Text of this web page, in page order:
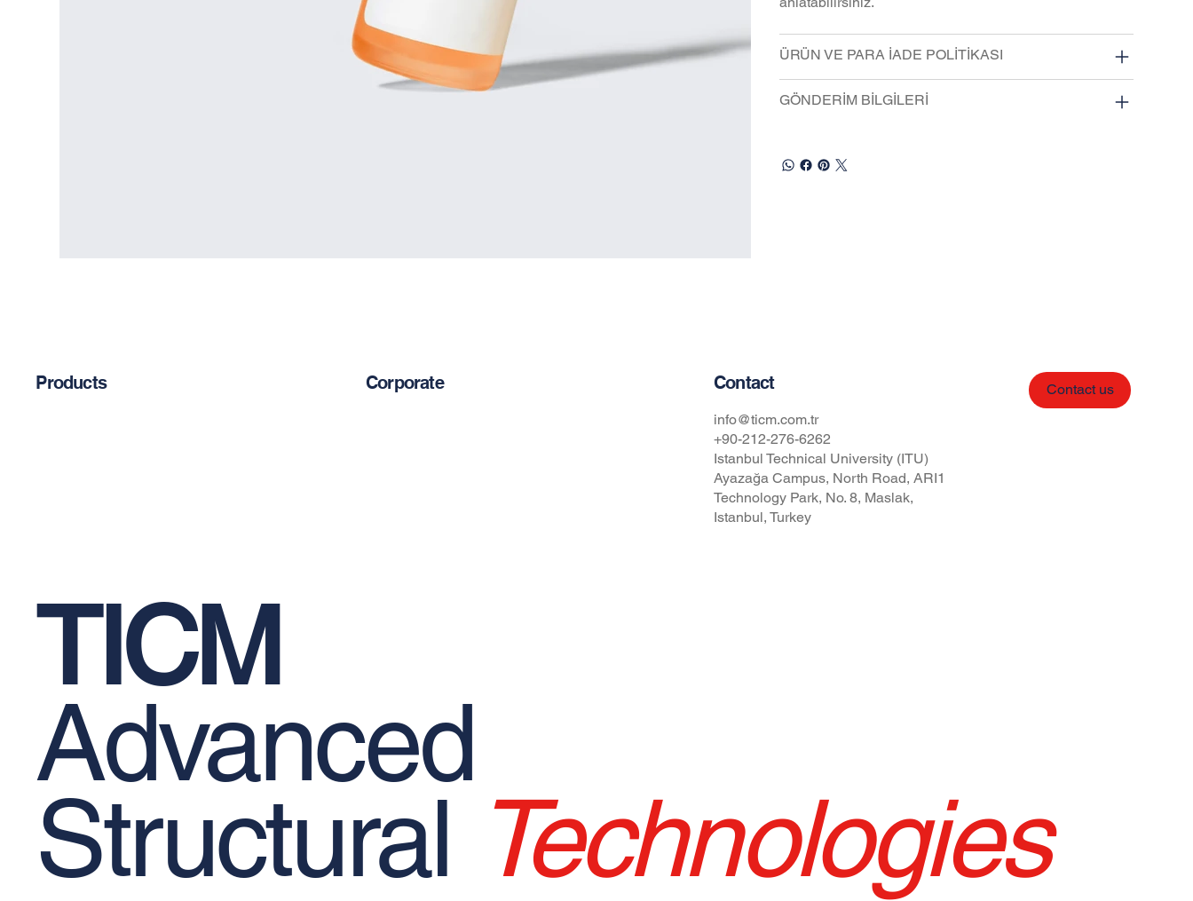
ÜRÜN VE PARA İADE POLİTİKASI
GÖNDERİM BİLGİLERİ
Products Corporate Contact
info@ticm.com.tr
+90-212-276-6262
Istanbul Technical University (ITU)
Ayazağa Campus, North Road, ARI1
Technology Park, No. 8, Maslak,
Istanbul, Turkey
Contact us
TICM
Advanced
Structural Technologies